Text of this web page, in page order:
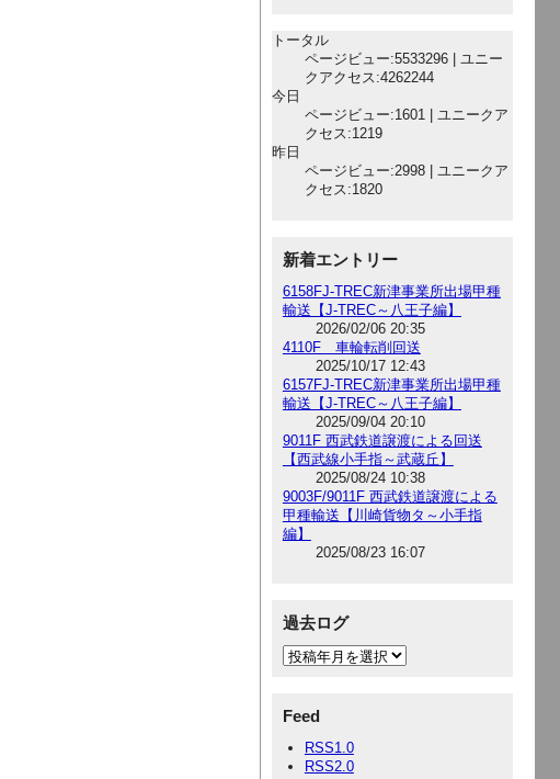
トータル
ページビュー:5533296 | ユニー
クアクセス:4262244
今日
ページビュー:1601 | ユニークア
クセス:1219
昨日
ページビュー:2998 | ユニークア
クセス:1820
新着エントリー
6158FJ-TREC新津事業所出場甲種
輸送【J-TREC～八王子編】
2026/02/06 20:35
4110F 車輪転削回送
2025/10/17 12:43
6157FJ-TREC新津事業所出場甲種
輸送【J-TREC～八王子編】
2025/09/04 20:10
9011F 西武鉄道譲渡による回送
【西武線小手指～武蔵丘】
2025/08/24 10:38
9003F/9011F 西武鉄道譲渡による
甲種輸送【川崎貨物タ～小手指
編】
2025/08/23 16:07
過去ログ
Feed
RSS1.0
RSS2.0